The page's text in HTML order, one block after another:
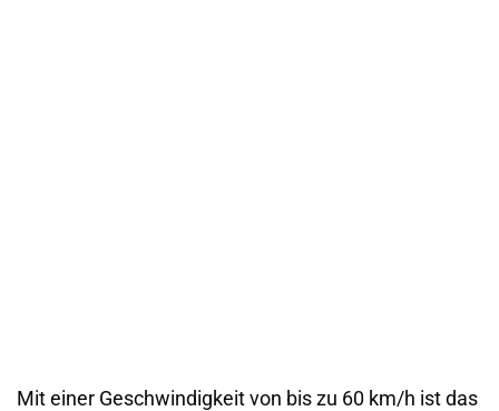
Mit einer Geschwindigkeit von bis zu 60 km/h ist das